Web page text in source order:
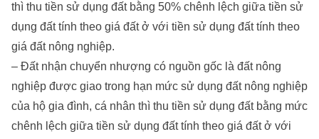
thì thu tiền sử dụng đất bằng 50% chênh lệch giữa tiền sử
dụng đất tính theo giá đất ở với tiền sử dụng đất tính theo
giá đất nông nghiệp.
– Đất nhận chuyển nhượng có nguồn gốc là đất nông
nghiệp được giao trong hạn mức sử dụng đất nông nghiệp
của hộ gia đình, cá nhân thì thu tiền sử dụng đất bằng mức
chênh lệch giữa tiền sử dụng đất tính theo giá đất ở với